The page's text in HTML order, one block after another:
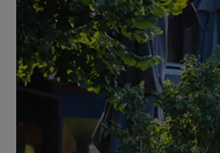
NOS ÉTABLISSEMENTS